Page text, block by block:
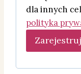
dla innych
polityka